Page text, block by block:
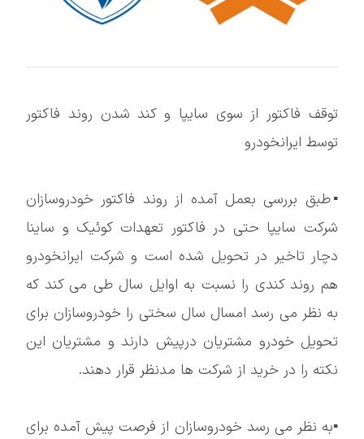
توقف فاکتور از سوی سایپا و کند شدن روند فاکتور
توسط ایرانخودرو
▪️طبق بررسی بعمل آمده از روند فاکتور خودروسازان
شرکت سایپا حتی در فاکتور تعهدات کوئیک و ساینا
دچار تاخیر در تحویل شده است و شرکت ایرانخودرو
هم روند کندی را نسبت به اوایل سال طی می کند که
به نظر می رسد امسال سال سختی را خودروسازان برای
تحویل خودرو مشتریان درپیش دارند و مشتریان این
نکته را در خرید از شرکت ها مدنظر قرار دهند.
▪️به نظر می رسد خودروسازان از فرصت پیش آمده برای